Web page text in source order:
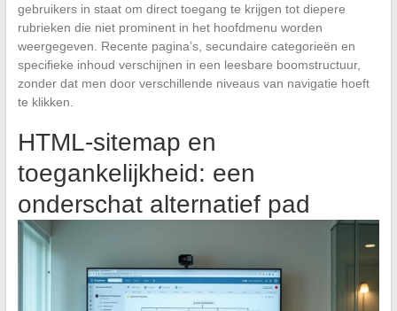
gebruikers in staat om direct toegang te krijgen tot diepere
rubrieken die niet prominent in het hoofdmenu worden
weergegeven. Recente pagina’s, secundaire categorieën en
specifieke inhoud verschijnen in een leesbare boomstructuur,
zonder dat men door verschillende niveaus van navigatie hoeft
te klikken.
HTML-sitemap en
toegankelijkheid: een
onderschat alternatief pad